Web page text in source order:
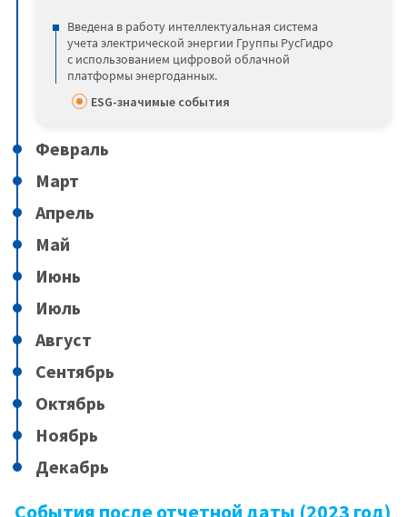
ESG-значимые события
Введена в работу интеллектуальная система
учета электрической энергии Группы РусГидро
с использованием цифровой облачной
платформы энергоданных.
Февраль
Март
Апрель
Май
Июнь
Июль
Август
Сентябрь
Октябрь
Ноябрь
Декабрь
События после отчетной даты (2023 год)